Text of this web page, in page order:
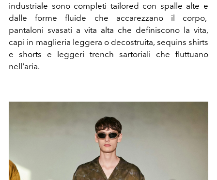
industriale sono completi tailored con spalle alte e
dalle forme fluide che accarezzano il corpo,
pantaloni svasati a vita alta che definiscono la vita,
capi in maglieria leggera o decostruita, sequins shirts
e shorts e leggeri trench sartoriali che fluttuano
nell'aria.